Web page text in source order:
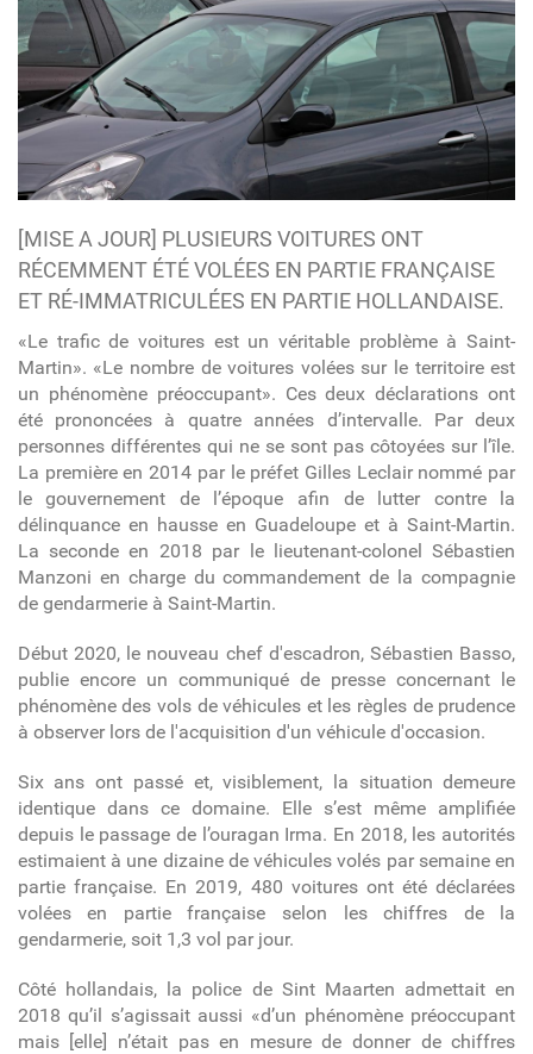
[MISE A JOUR] PLUSIEURS VOITURES ONT
RÉCEMMENT ÉTÉ VOLÉES EN PARTIE FRANÇAISE
ET RÉ-IMMATRICULÉES EN PARTIE HOLLANDAISE.
«Le trafic de voitures est un véritable problème à Saint-
Martin». «Le nombre de voitures volées sur le territoire est
un phénomène préoccupant». Ces deux déclarations ont
été prononcées à quatre années d’intervalle. Par deux
personnes différentes qui ne se sont pas côtoyées sur l’île.
La première en 2014 par le préfet Gilles Leclair nommé par
le gouvernement de l’époque afin de lutter contre la
délinquance en hausse en Guadeloupe et à Saint-Martin.
La seconde en 2018 par le lieutenant-colonel Sébastien
Manzoni en charge du commandement de la compagnie
de gendarmerie à Saint-Martin.
Début 2020, le nouveau chef d'escadron, Sébastien Basso,
publie encore un communiqué de presse concernant le
phénomène des vols de véhicules et les règles de prudence
à observer lors de l'acquisition d'un véhicule d'occasion.
Six ans ont passé et, visiblement, la situation demeure
identique dans ce domaine. Elle s’est même amplifiée
depuis le passage de l’ouragan Irma. En 2018, les autorités
estimaient à une dizaine de véhicules volés par semaine en
partie française. En 2019, 480 voitures ont été déclarées
volées en partie française selon les chiffres de la
gendarmerie, soit 1,3 vol par jour.
Côté hollandais, la police de Sint Maarten admettait en
2018 qu’il s’agissait aussi «d’un phénomène préoccupant
mais [elle] n’était pas en mesure de donner de chiffres